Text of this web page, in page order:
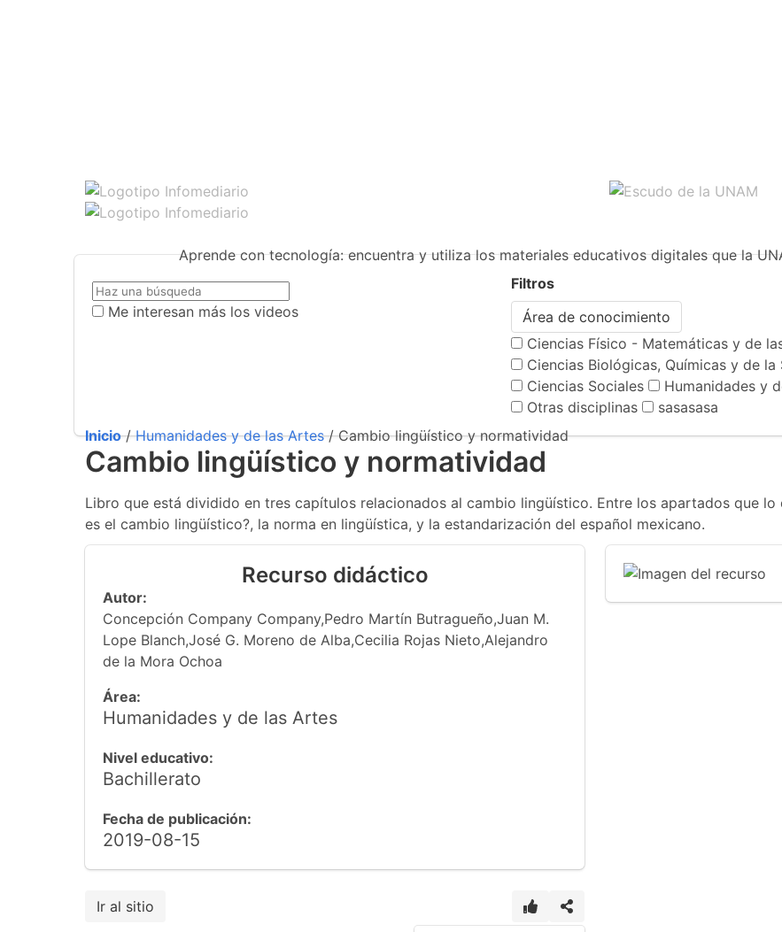
Aprende con tecnología: encuentra y utiliza los materiales educativos digitales que la
Me interesan más los videos
Filtros
Área de conocimiento
Ciencias Físico - Matemáticas y de
Ciencias Biológicas, Químicas y de la
Ciencias Sociales
Humanidades y
Otras disciplinas
sasasasa
Inicio/Humanidades y de las Artes/ Cambio lingüístico y normatividad
Cambio lingüístico y normatividad
Libro que está dividido en tres capítulos relacionados al cambio lingüístico. Entre los apartados que lo
es el cambio lingüístico?, la norma en lingüística, y la estandarización del español mexicano.
Recurso didáctico
Autor:
Concepción Company Company,Pedro Martín Butragueño,Juan M.
Lope Blanch,José G. Moreno de Alba,Cecilia Rojas Nieto,Alejandro
de la Mora Ochoa
Área:
Humanidades y de las Artes
Nivel educativo:
Bachillerato
Fecha de publicación:
2019-08-15
Ir al sitio